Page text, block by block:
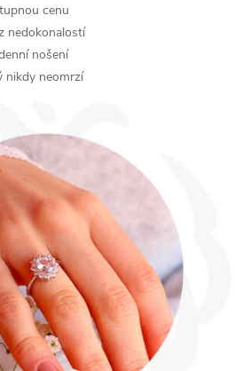
cenu
nedokonalostí
nošení
nikdy neomrzí